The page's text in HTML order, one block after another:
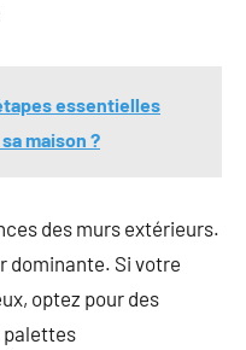
essentielles
maison ?
des murs extérieurs.
dominante. Si votre
optez pour des
palettes